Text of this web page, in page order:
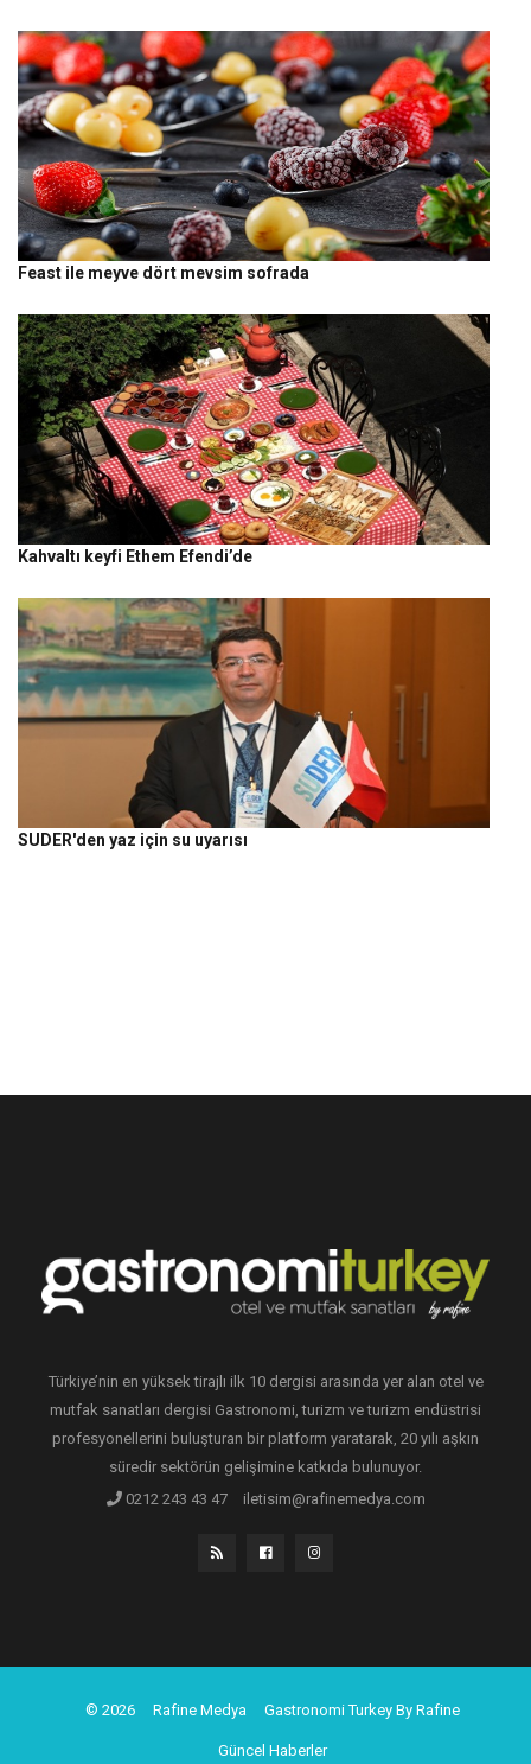
Feast ile meyve dört mevsim sofrada
Kahvaltı keyfi Ethem Efendi’de
SUDER'den yaz için su uyarısı
Türkiye’nin en yüksek tirajlı ilk 10 dergisi arasında yer alan otel ve
mutfak sanatları dergisi Gastronomi, turizm ve turizm endüstrisi
profesyonellerini buluşturan bir platform yaratarak, 20 yılı aşkın
süredir sektörün gelişimine katkıda bulunuyor.
0212 243 43 47
iletisim@rafinemedya.com
© 2026 Rafine Medya Gastronomi Turkey By Rafine
Güncel Haberler